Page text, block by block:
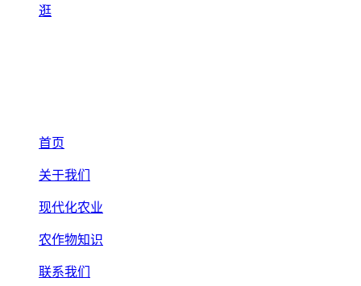
逛
首页
关于我们
现代化农业
农作物知识
联系我们